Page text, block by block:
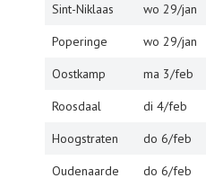
Sint-Niklaas
wo 29/jan
Poperinge
wo 29/jan
Oostkamp
ma 3/feb
Roosdaal
di 4/feb
Hoogstraten
do 6/feb
Oudenaarde
do 6/feb